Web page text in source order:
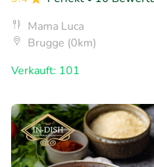
Mama Luca
Brugge (0km)
Verkauft: 101